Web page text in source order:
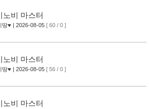
노비 마스터
땅♥ | 2026-08-05 [ 60 / 0 ]
노비 마스터
땅♥ | 2026-08-05 [ 56 / 0 ]
노비 마스터